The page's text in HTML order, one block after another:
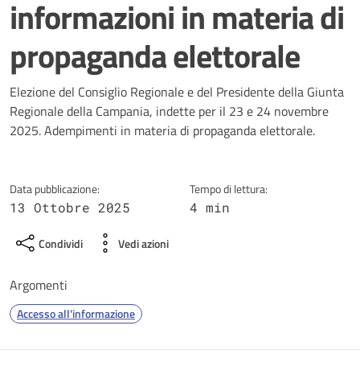
informazioni in materia di
propaganda elettorale
Dettagli della notizia
Elezione del Consiglio Regionale e del Presidente della Giunta
Regionale della Campania, indette per il 23 e 24 novembre
2025. Adempimenti in materia di propaganda elettorale.
Data pubblicazione:
13 Ottobre 2025
Tempo di lettura:
4 min
Condividi Vedi azioni
Argomenti
Accesso all'informazione